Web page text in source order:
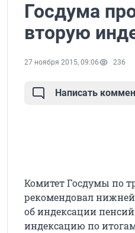
Госдума
вторую
27 ноября 2015, 09:06 236
Написать
Комитет Госдумы по
рекомендовал
об индексации
индексацию по